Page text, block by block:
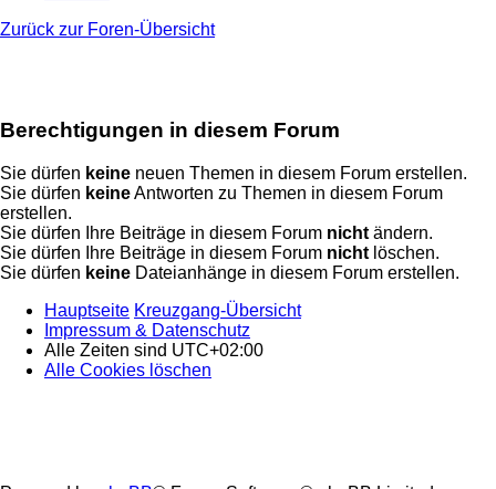
Zurück zur Foren-Übersicht
Berechtigungen in diesem Forum
Sie dürfen keine neuen Themen in diesem Forum erstellen.
Sie dürfen keineAntworten zu Themen in diesem Forum
erstellen.
Sie dürfen Ihre Beiträge in diesem Forum nicht ändern.
Sie dürfen Ihre Beiträge in diesem Forum nicht löschen.
Sie dürfen keine Dateianhänge in diesem Forum erstellen.
Hauptseite Kreuzgang-Übersicht
Impressum & Datenschutz
Alle Zeiten sind UTC+02:00
Alle Cookies löschen